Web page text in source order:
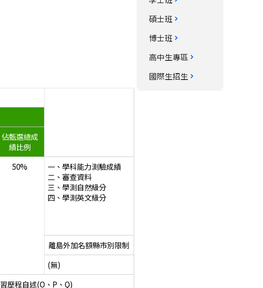
佔甄選總成
績比例
50%
一、學科能力測驗成績
二、審查資料
三、學測自然級分
四、學測英文級分
離島外加名額縣市別限制
(無)
歷程自述(O、P、Q)
碩士班
博士班
高中生專區
國際生招生